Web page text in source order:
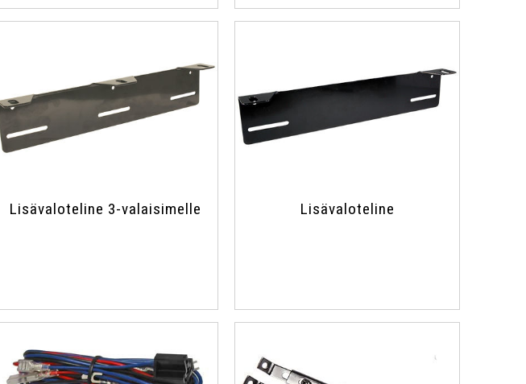
Lisävaloteline 3-valaisimelle Lisävaloteline